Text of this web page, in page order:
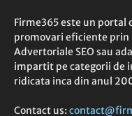
Firme365 este un portal
promovari eficiente prin
Advertoriale SEO sau
impartit pe categorii de
ridicata inca din anul
Contact us: